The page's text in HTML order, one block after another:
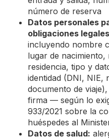
número de reserva
Datos personales
obligaciones
incluyendo nombre
lugar de nacimiento,
residencia, tipo y
identidad (DNI, NIE,
documento de
firma — según lo
933/2021 sobre la
huéspedes al
Datos de salud: